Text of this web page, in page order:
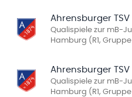
Ahrensburger TSV
Qualispiele zur mB-
Hamburg (R1, Gruppe
Ahrensburger TSV
Qualispiele zur mB-
Hamburg (R1, Gruppe